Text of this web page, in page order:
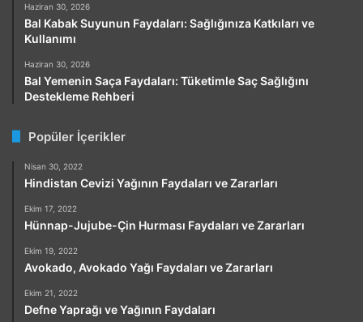
Haziran 30, 2026
Bal Kabak Suyunun Faydaları: Sağlığınıza Katkıları ve
Kullanımı
Haziran 30, 2026
Bal Yemenin Saça Faydaları: Tüketimle Saç Sağlığını
Destekleme Rehberi
Popüler İçerikler
Nisan 30, 2022
Hindistan Cevizi Yağının Faydaları ve Zararları
Ekim 17, 2022
Hünnap-Jujube-Çin Hurması Faydaları ve Zararları
Ekim 19, 2022
Avokado, Avokado Yağı Faydaları ve Zararları
Ekim 21, 2022
Defne Yaprağı ve Yağının Faydaları